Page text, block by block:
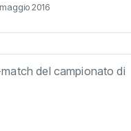
2016